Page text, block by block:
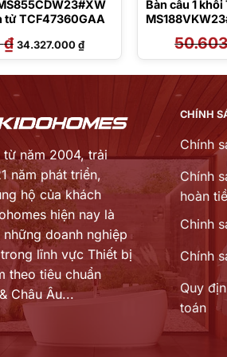
tử TCF47360GAA
₫ Giá
gốc
là:
34.327.000₫Giá
hiện
tại
34.327.000 ₫.
Bàn cầu 1 khối
từ năm 2004, trải
năm phát triển,
hộ của khách
hiện nay là
doanh nghiệp
lĩnh vực Thiết bị
theo tiêu chuẩn
Châu Âu...
CHÍNH
Chính
Chính
hoàn
Chinh
Chính
Quy
toán